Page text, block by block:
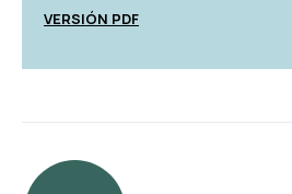
VERSIÓN PDF